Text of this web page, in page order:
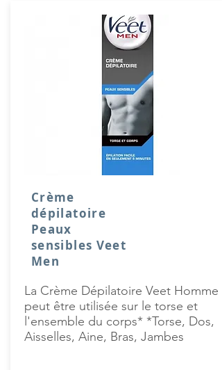
Crème
dépilatoire
Peaux
sensibles Veet
Men
La Crème Dépilatoire Veet Homme
peut être utilisée sur le torse et
l'ensemble du corps* *Torse, Dos,
Aisselles, Aine, Bras, Jambes